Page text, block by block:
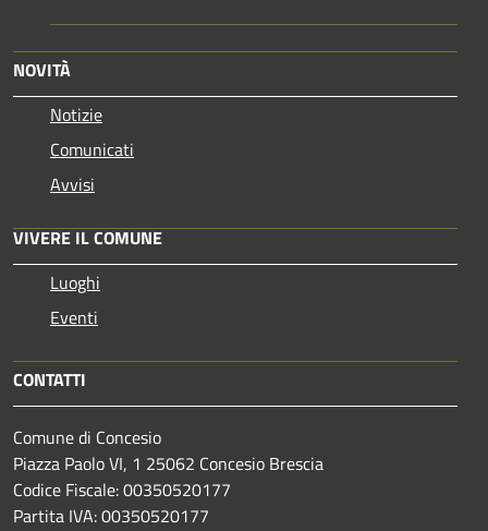
NOVITÀ
Notizie
Comunicati
Avvisi
VIVERE IL COMUNE
Luoghi
Eventi
CONTATTI
Comune di Concesio
Piazza Paolo VI, 1 25062 Concesio Brescia
Codice Fiscale: 00350520177
Partita IVA: 00350520177